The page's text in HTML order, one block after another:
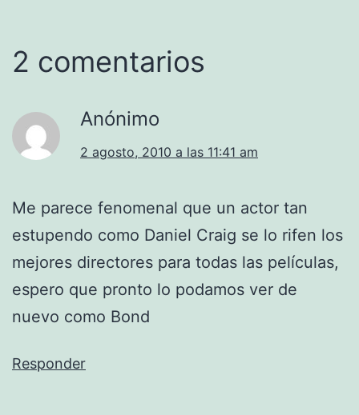
2 comentarios
Anónimo
2 agosto, 2010 a las 11:41 am
Me parece fenomenal que un actor tan
estupendo como Daniel Craig se lo rifen los
mejores directores para todas las películas,
espero que pronto lo podamos ver de
nuevo como Bond
Responder